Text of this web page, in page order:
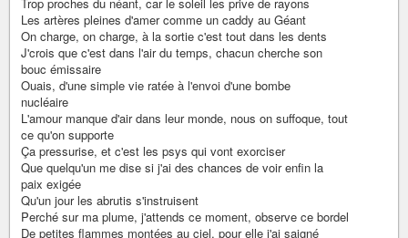
Les artères pleines d'amer comme un caddy au Géant
On charge, on charge, à la sortie c'est tout dans les dents
J'crois que c'est dans l'air du temps, chacun cherche son
bouc émissaire
Ouais, d'une simple vie ratée à l'envoi d'une bombe
nucléaire
L'amour manque d'air dans leur monde, nous on suffoque, tout
ce qu'on supporte
Ça pressurise, et c'est les psys qui vont exorciser
Que quelqu'un me dise si j'ai des chances de voir enfin la
paix exigée
Qu'un jour les abrutis s'instruisent
Perché sur ma plume, j'attends ce moment, observe ce bordel
De petites flammes montées au ciel, pour elle j'ai saigné